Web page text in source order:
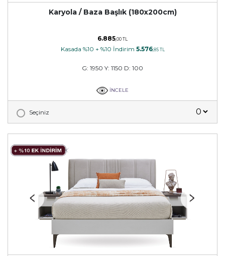
Karyola / Baza Başlık (180x200cm)
6.885 ,00 TL
Kasada %10 + %10 İndirim 5.576,85 TL
G: 1950 Y: 1150 D: 100
İNCELE
Seçiniz